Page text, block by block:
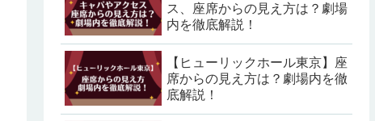
ス、座席からの見え方は？劇場
内を徹底解説！
【ヒューリックホール東京】座
席からの見え方は？劇場内を徹
底解説！